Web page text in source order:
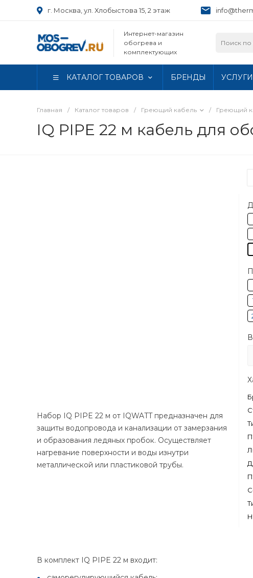
г. Москва, ул. Хлобыстова 15, 2 этаж
Интернет-магазин
обогрева и
комплектующих
КАТАЛОГ ТОВАРОВ БРЕНДЫ УСЛУГИ
Главная / Каталог товаров / Греющий кабель / Греющий
IQ PIPE 22 м кабель для
Набор IQ PIPE 22 м от IQWATT предназначен для
защиты водопровода и канализации от замерзания
и образования ледяных пробок. Осуществляет
нагревание поверхности и воды изнутри
металлической или пластиковой трубы.
В комплект IQ PIPE 22 м входит: